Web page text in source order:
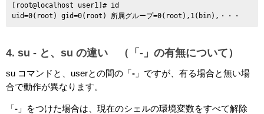
[root@localhost user1]# id
4. su - と、su の違い （「-」の有無について）
su コマンドと、userとの間の「- 」ですが、有る場合と無い場
合で動作が異なります。
「- 」をつけた場合は、現在のシェルの環境変数をすべて解除